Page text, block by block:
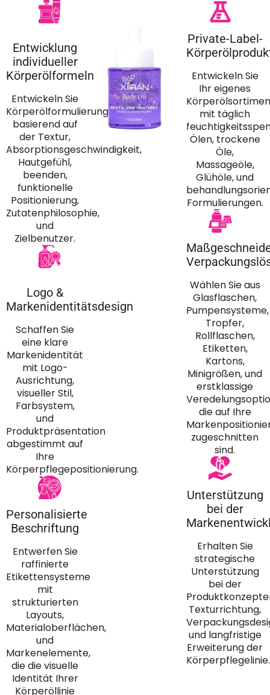
Entwicklung
individueller
Körperölformeln
Entwickeln Sie
Körperölformulierungen
basierend auf
der Textur,
Absorptionsgeschwindigkeit,
Hautgefühl,
beenden,
funktionelle
Positionierung,
Zutatenphilosophie,
und
Zielbenutzer.
Logo &
Markenidentitätsdesign
Schaffen Sie
eine klare
Markenidentität
mit Logo-
Ausrichtung,
visueller Stil,
Farbsystem,
und
Produktpräsentation
abgestimmt auf
Ihre
Körperpflegepositionierung.
Personalisierte
Beschriftung
Entwerfen Sie
raffinierte
Etikettensysteme
mit
strukturierten
Layouts,
Materialoberflächen,
und
Markenelemente,
die die visuelle
Identität Ihrer
Körperöllinie
Private-Label-
Entwickeln Sie
Ihr eigenes
mit täglich
Ölen, trockene
Öle,
Massageöle,
Glühöle, und
Formulierungen.
Wählen Sie aus
Glasflaschen,
Pumpensysteme,
Tropfer,
Rollflaschen,
Etiketten,
Kartons,
Minigrößen, und
erstklassige
die auf Ihre
zugeschnitten
sind.
Unterstützung
bei der
Erhalten Sie
strategische
Unterstützung
bei der
Texturrichtung,
und langfristige
Erweiterung der
Körperpflegelinie.